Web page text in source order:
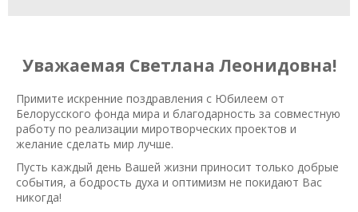
Уважаемая Светлана Леонидовна!
Примите искренние поздравления с Юбилеем от
Белорусского фонда мира и благодарность за совместную
работу по реализации миротворческих проектов и
желание сделать мир лучше.
Пусть каждый день Вашей жизни приносит только добрые
события, а бодрость духа и оптимизм не покидают Вас
никогда!